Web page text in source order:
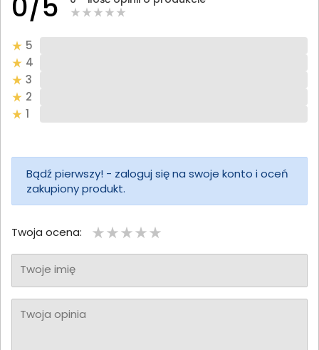
5
4
3
2
1
Bądź pierwszy! - zaloguj się na swoje konto i oceń
zakupiony produkt.
Twoja ocena:
Twoje imię
Twoja opinia